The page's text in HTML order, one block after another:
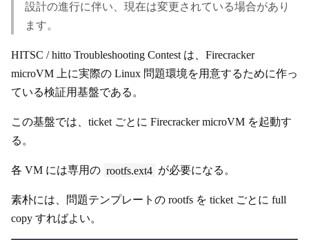
設計の進行に伴い、現在は変更されている場合があり
ます。
HITSC / hitto Troubleshooting Contest は、Firecracker
microVM 上に実際の Linux 問題環境を用意するために作っ
ている検証用基盤である。
この基盤では、ticket ごとに Firecracker microVM を起動す
る。
各 VM には専用の rootfs.ext4 が必要になる。
素朴には、問題テンプレートの rootfs を ticket ごとに full
copy すればよい。